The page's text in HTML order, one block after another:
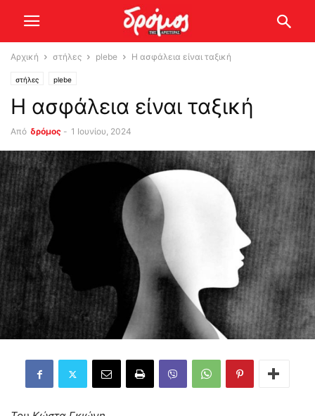
Αρχική στήλες plebe Η ασφάλεια είναι ταξική
στήλες plebe
Η ασφάλεια είναι ταξική
Από δρόμος - 1 Ιουνίου, 2024